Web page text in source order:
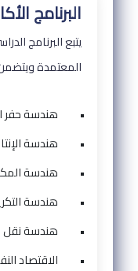
البرنامج
يتبع البرنامج
المعتمدة
•
هندسة حفر
•
هندسة
•
هندسة
•
هندسة
•
هندسة نقل
•
الاقتصاد